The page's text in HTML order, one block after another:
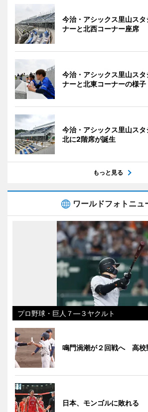
今治・アシックス里山ス
ナーと北西コーナー座席
今治・アシックス里山ス
ナーと北東コーナーの様子
今治・アシックス里山ス
北に2階席が誕生
もっと見る
ワールドフォトニュ
プロ野球・巨人７―３ヤクルト
鳴門渦潮が２回戦へ 高校
日本、モンゴルに敗れる